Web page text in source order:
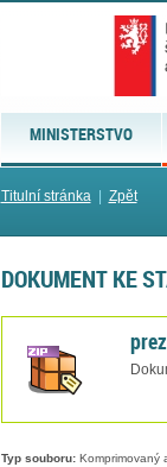
MINISTERSTVO
Titulní stránka| Zpět
DOKUMENT KE
Typ souboru:Komprimovaný